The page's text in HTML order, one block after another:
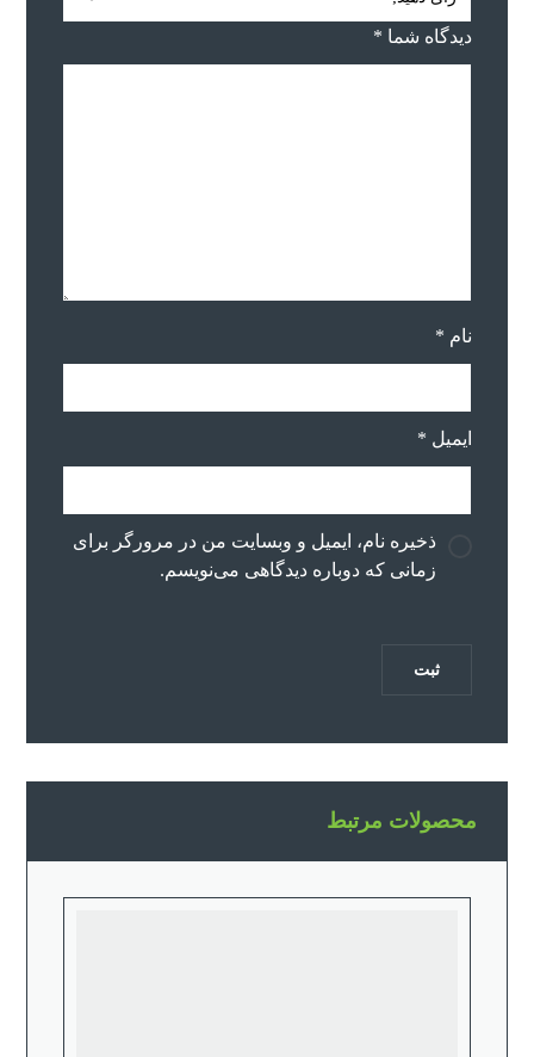
دیدگاه شما *
نام *
ایمیل *
ذخیره نام، ایمیل و وبسایت من در مرورگر برای
زمانی که دوباره دیدگاهی می‌نویسم.
محصولات مرتبط